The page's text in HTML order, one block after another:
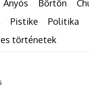
Anyós Börtön
Pistike Politika
történetek